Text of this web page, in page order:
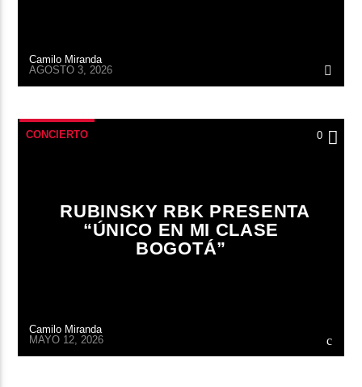
Camilo Miranda
AGOSTO 3, 2026
CONCIERTO 0
RUBINSKY RBK PRESENTA
“ÚNICO EN MI CLASE
BOGOTÁ”
Camilo Miranda
MAYO 12, 2026